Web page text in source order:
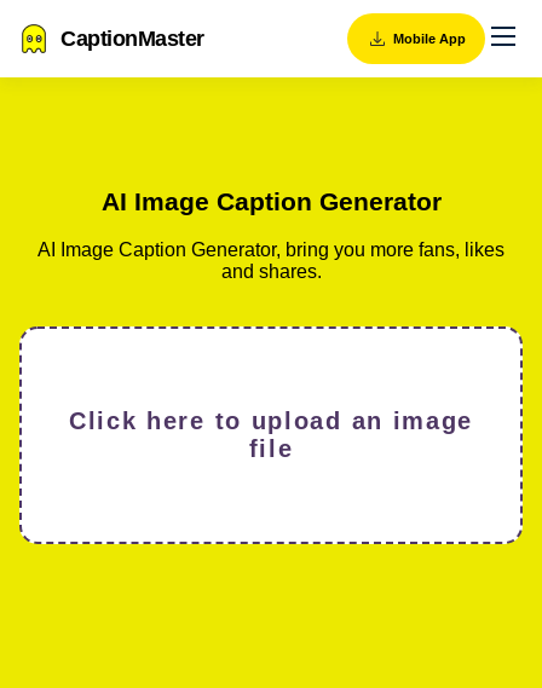
CaptionMaster Mobile App
AI Image Caption Generator
AI Image Caption Generator, bring you more fans, likes
and shares.
Click here to upload an image
file